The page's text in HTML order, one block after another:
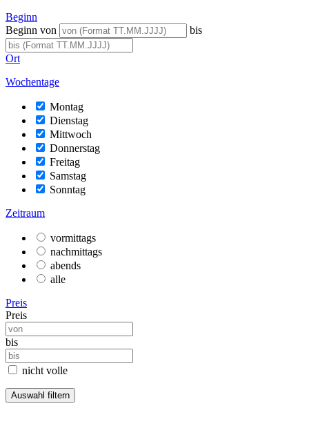
Beginn
Beginn von
bis
Ort
Wochentage
Montag
Dienstag
Mittwoch
Donnerstag
Freitag
Samstag
Sonntag
Zeitraum
vormittags
nachmittags
abends
alle
Preis
Preis
bis
nicht volle